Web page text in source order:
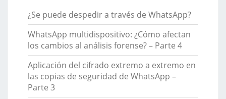
¿Se puede despedir a través de WhatsApp?
WhatsApp multidispositivo: ¿Cómo afectan
los cambios al análisis forense? – Parte 4
Aplicación del cifrado extremo a extremo en
las copias de seguridad de WhatsApp –
Parte 3